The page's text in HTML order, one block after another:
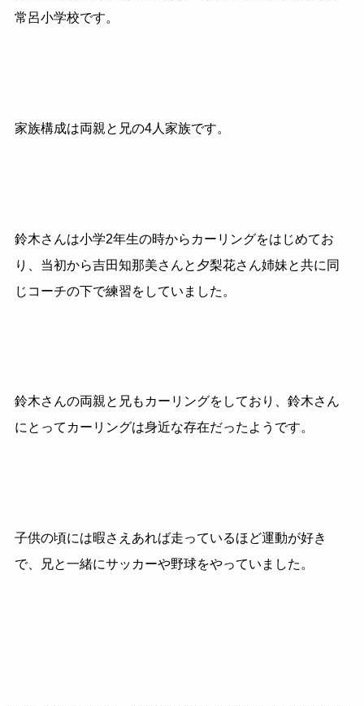
常呂小学校です。
家族構成は両親と兄の4人家族です。
鈴木さんは小学2年生の時からカーリングをはじめてお
り、当初から吉田知那美さんと夕梨花さん姉妹と共に同
じコーチの下で練習をしていました。
鈴木さんの両親と兄もカーリングをしており、鈴木さん
にとってカーリングは身近な存在だったようです。
子供の頃には暇さえあれば走っているほど運動が好き
で、兄と一緒にサッカーや野球をやっていました。